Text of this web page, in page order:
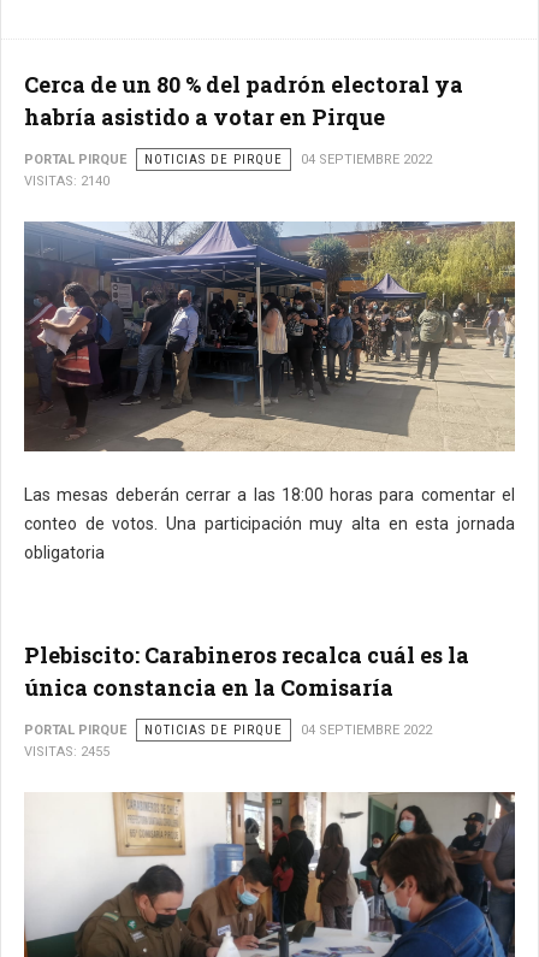
Cerca de un 80 % del padrón electoral ya
habría asistido a votar en Pirque
PORTAL PIRQUE NOTICIAS DE PIRQUE
04 SEPTIEMBRE 2022
VISITAS: 2140
Las mesas deberán cerrar a las 18:00 horas para comentar el
conteo de votos. Una participación muy alta en esta jornada
obligatoria
Plebiscito: Carabineros recalca cuál es la
única constancia en la Comisaría
PORTAL PIRQUE NOTICIAS DE PIRQUE
04 SEPTIEMBRE 2022
VISITAS: 2455